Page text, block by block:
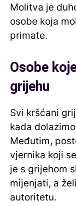
Molitva je
osobe koja
primate.
Osobe
grijehu
Svi kršćani
kada
Međutim,
vjernika koji
je s grijehom
mijenjati, a
autoritetu.